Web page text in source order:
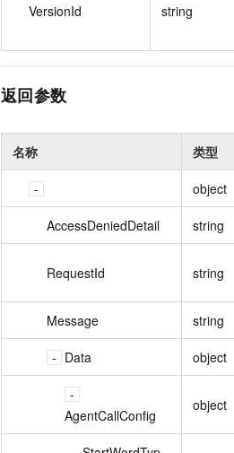
VersionId string
返回参数
名称 类型
object
AccessDeniedDetail string
RequestId string
Message string
Data object
AgentCallConfig
object